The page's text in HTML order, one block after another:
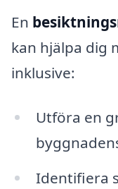
En
kan hjälpa dig
inklusive:
Utföra en
Identifiera